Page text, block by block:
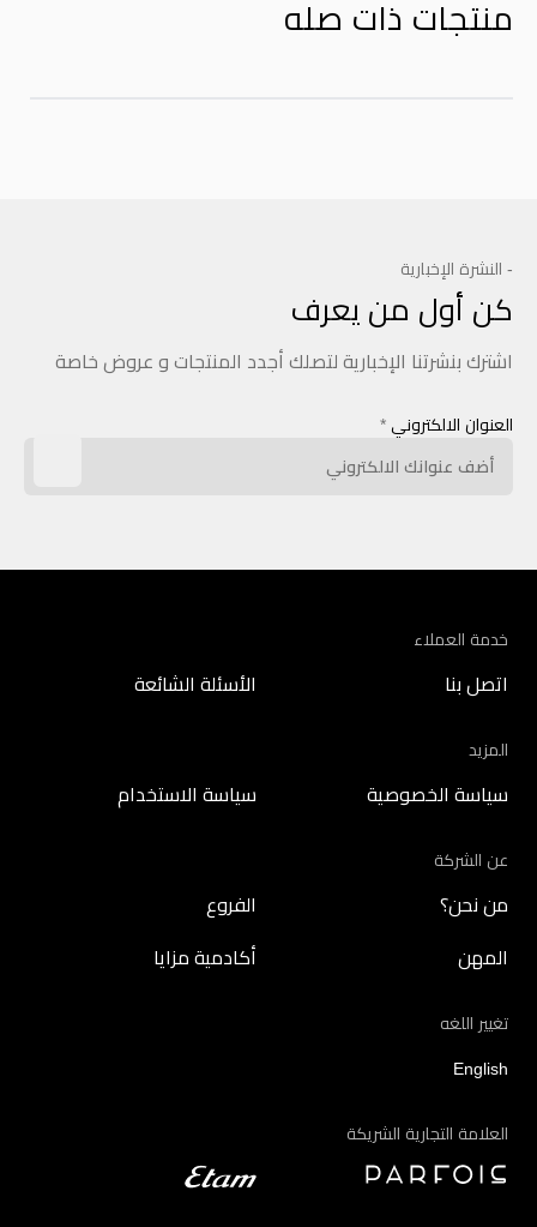
منتجات ذات صله
- النشرة الإخبارية
كن أول من يعرف
اشترك بنشرتنا الإخبارية لتصلك أجدد المنتجات و عروض خاصة
العنوان الالكتروني *
خدمة العملاء
اتصل بنا الأسئلة الشائعة
المزيد
سياسة الخصوصية سياسة الاستخدام
عن الشركة
من نحن؟ الفروع
المهن أكادمية مزايا
تغيير اللغه
English
العلامة التجارية الشريكة